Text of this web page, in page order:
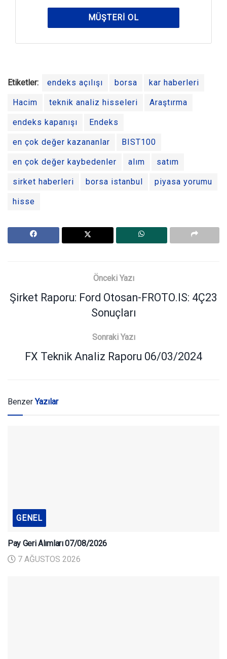
MÜŞTERI OL
Etiketler: endeks açılışı borsa kar haberleri
Hacim teknik analiz hisseleri Araştırma
endeks kapanışı Endeks
en çok değer kazananlar BIST100
en çok değer kaybedenler alım satım
sirket haberleri borsa istanbul piyasa yorumu
hisse
Önceki Yazı
Şirket Raporu: Ford Otosan-FROTO.IS: 4Ç23
Sonuçları
Sonraki Yazı
FX Teknik Analiz Raporu 06/03/2024
BenzerYazılar
GENEL
Pay Geri Alımları 07/08/2026
7 AĞUSTOS 2026